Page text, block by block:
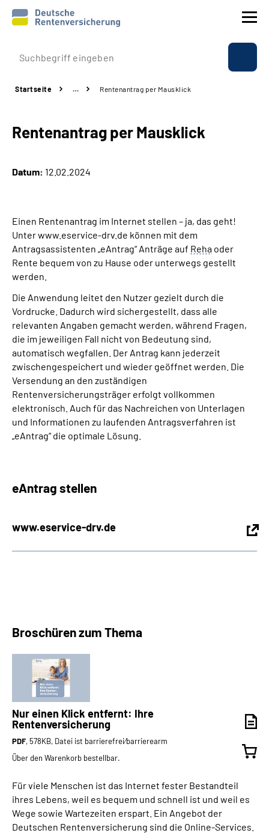
Prävention
Rente
Beratung & Kontakt
Über uns & Presse
Online-Services
Suche
Language
Inhalte in Gebärdensprache (DGS)
Leichte Sprache
Startseite … Rentenantrag per Mausklick
Rentenantrag per Mausklick
Datum: 12.02.2024
Einen Rentenantrag im Internet stellen – ja, das geht!
Unter www.eservice-drv.de können mit dem
Antragsassistenten „eAntrag“ Anträge auf Reha oder
Rente bequem von zu Hause oder unterwegs gestellt
werden.
Die Anwendung leitet den Nutzer gezielt durch die
Vordrucke. Dadurch wird sichergestellt, dass alle
relevanten Angaben gemacht werden, während Fragen,
die im jeweiligen Fall nicht von Bedeutung sind,
automatisch wegfallen. Der Antrag kann jederzeit
zwischengespeichert und wieder geöffnet werden. Die
Versendung an den zuständigen
Rentenversicherungsträger erfolgt vollkommen
elektronisch. Auch für das Nachreichen von Unterlagen
und Informationen zu laufenden Antragsverfahren ist
„eAntrag“ die optimale Lösung.
eAntrag stellen
www.eservice-drv.de
Broschüren zum Thema
Nur einen Klick entfernt: Ihre
Rentenversicherung
PDF, 578KB, Datei ist barrierefrei⁄barrierearm
Über den Warenkorb bestellbar.
Für viele Menschen ist das Internet fester Bestandteil
ihres Lebens, weil es bequem und schnell ist und weil es
Wege sowie Wartezeiten erspart. Ein Angebot der
Deutschen Rentenversicherung sind die Online-Services.